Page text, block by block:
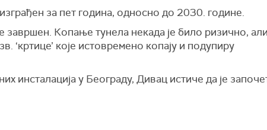
за пет година, односно до 2030. године.
Копање тунела некада је било ризично,
‘кртице’ које истовремено копају и подупиру
инсталација у Београду, Дивац истиче да је